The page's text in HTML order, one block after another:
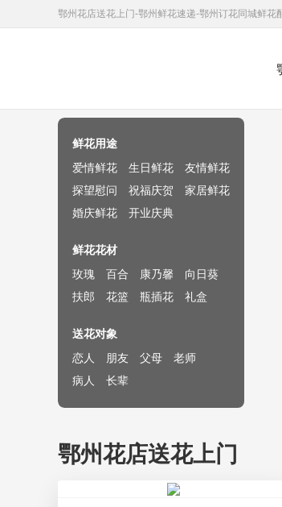
鄂州花店送花上门-鄂州鲜花速递-鄂州订花同城鲜花
鲜花用途
爱情鲜花
生日鲜花
友情鲜花
探望慰问
祝福庆贺
家居鲜花
婚庆鲜花
开业庆典
鲜花花材
玫瑰
百合 康乃馨
向日葵
扶郎
花篮 瓶插花 礼盒
送花对象
恋人
朋友 父母
老师
病人
长辈
鄂州花店送花上门